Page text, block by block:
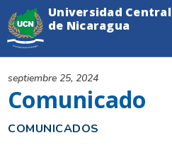
COMUNICADOS
Comunicado
septiembre 25, 2024
Universidad Central
de Nicaragua